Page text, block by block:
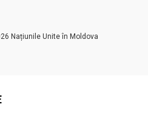
Națiunile Unite în Moldova